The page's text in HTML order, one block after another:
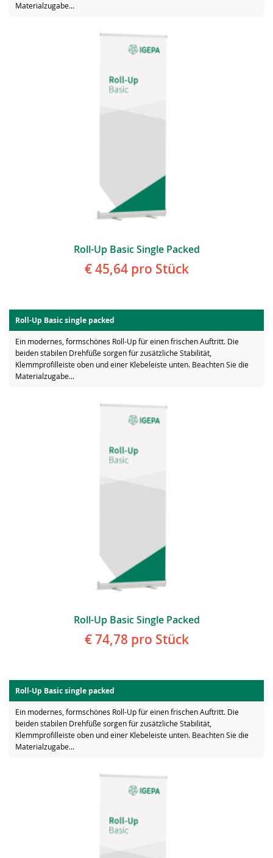
Materialzugabe...
Roll-Up Basic Single Packed
€ 45,64pro Stück
Roll-Up Basic single packed
Ein modernes, formschönes Roll-Up für einen frischen Auftritt. Die
beiden stabilen Drehfüße sorgen für zusätzliche Stabilität,
Klemmprofilleiste oben und einer Klebeleiste unten. Beachten Sie die
Materialzugabe...
Roll-Up Basic Single Packed
€ 74,78 pro Stück
Roll-Up Basic single packed
Ein modernes, formschönes Roll-Up für einen frischen Auftritt. Die
beiden stabilen Drehfüße sorgen für zusätzliche Stabilität,
Klemmprofilleiste oben und einer Klebeleiste unten. Beachten Sie die
Materialzugabe...